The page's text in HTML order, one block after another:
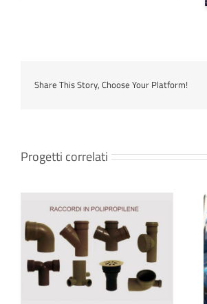
Share This Story, Choose Your Platform!
Progetti correlati
TUBI PVC A FORMA DI TUNNEL
– ML6